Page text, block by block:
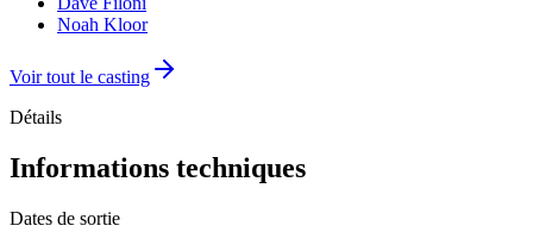
Noah Kloor
Voir tout le casting
Détails
Informations techniques
Dates de sortie